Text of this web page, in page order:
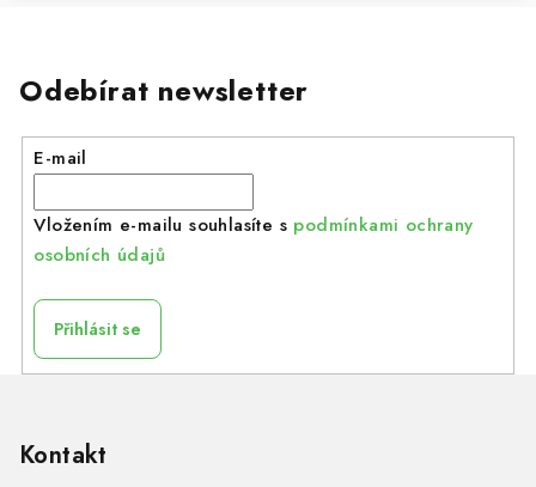
Odebírat newsletter
E-mail
Vložením e-mailu souhlasíte s podmínkami ochrany
osobních údajů
Přihlásit se
Kontakt